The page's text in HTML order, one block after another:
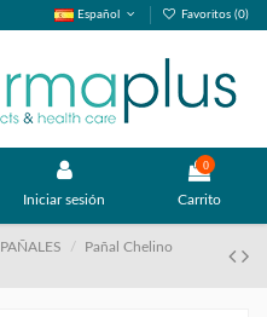
Español Favoritos (0)
Iniciar sesión
0
Carrito
PAÑALES
Pañal Chelino